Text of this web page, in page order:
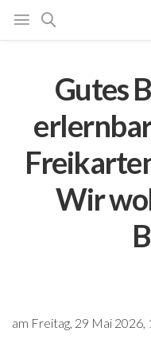
Gutes
Wir
am Freitag, 29 Mai 2026,